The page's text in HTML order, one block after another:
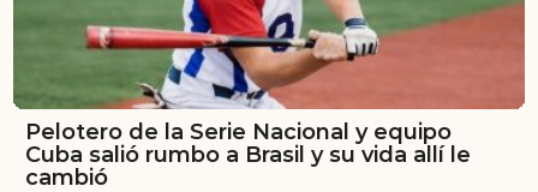
Pelotero de la Serie Nacional y equipo
Cuba salió rumbo a Brasil y su vida allí le
cambió